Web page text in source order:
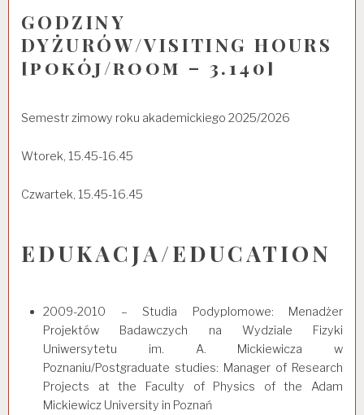
GODZINY
DYŻURÓW/VISITING HOURS
[pokój/room – 3.140]
Semestr zimowy roku akademickiego 2025/2026
Wtorek, 15.45-16.45
Czwartek, 15.45-16.45
EDUKACJA/EDUCATION
2009-2010 – Studia Podyplomowe: Menadżer
Projektów Badawczych na Wydziale Fizyki
Uniwersytetu im. A. Mickiewicza w
Poznaniu/Postgraduate studies: Manager of Research
Projects at the Faculty of Physics of the Adam
Mickiewicz University in Poznań